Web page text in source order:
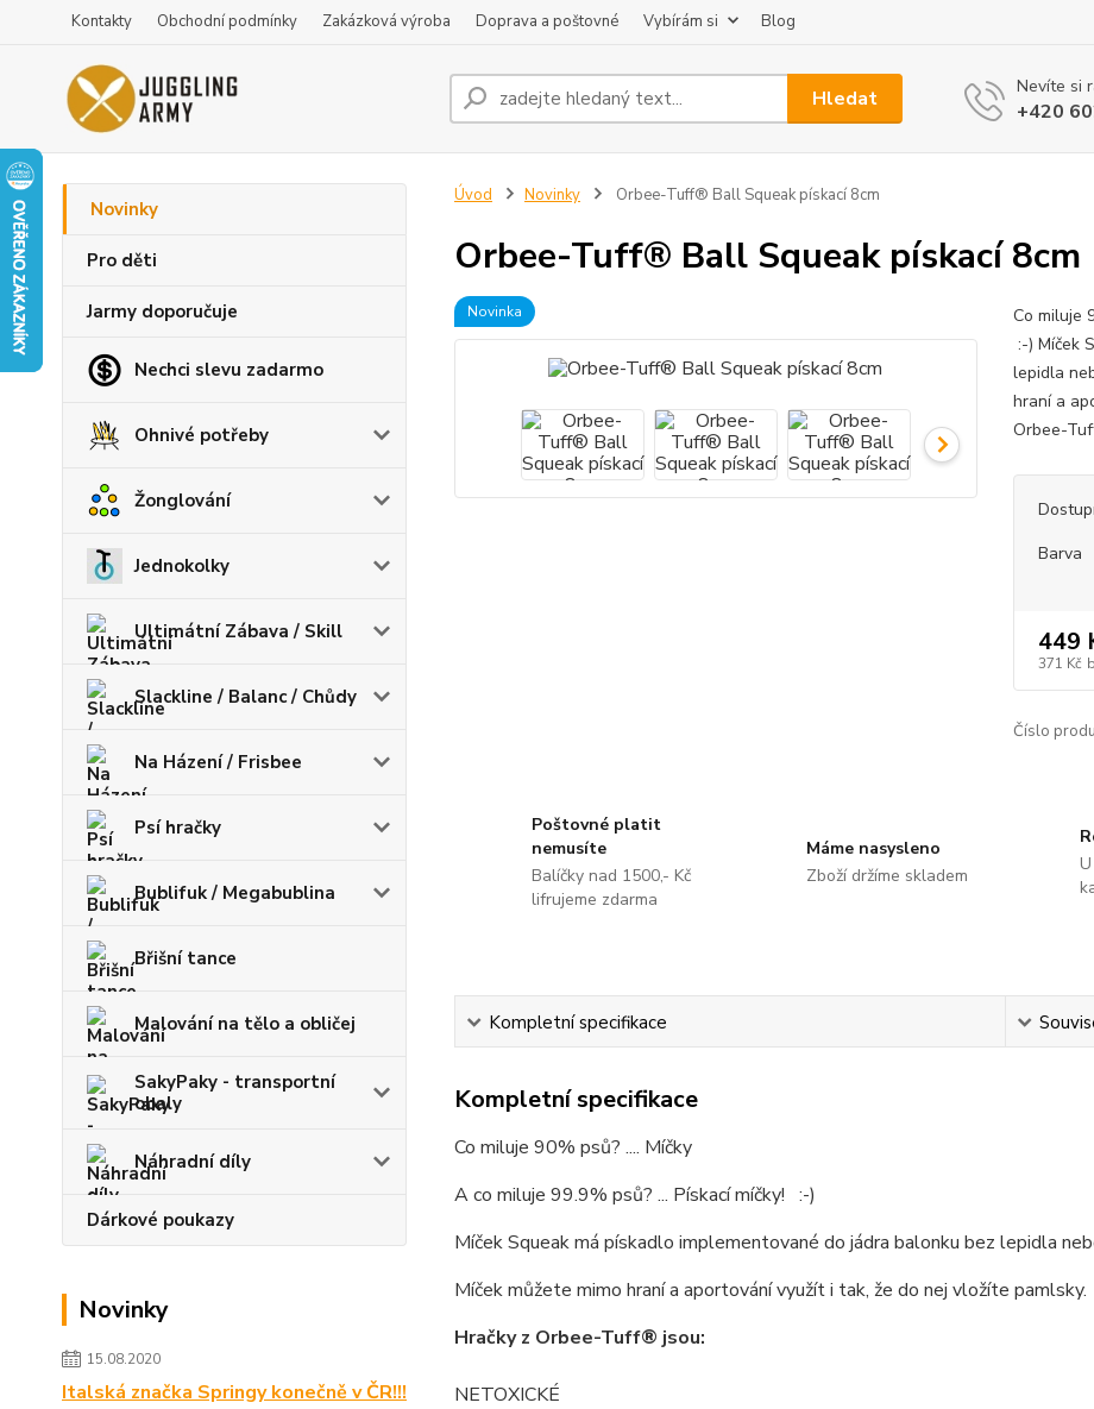
Kontakty Obchodní podmínky Zakázková výroba Doprava a poštovné Vybírám si Blog
Hledat Nevíte si
+420
Novinky
Pro děti
Jarmy doporučuje
Nechci slevu zadarmo
Ohnivé potřeby
Žonglování
Jednokolky
Ultimátní Zábava / Skill
Slackline / Balanc / Chůdy
Na Házení / Frisbee
Psí hračky
Bublifuk / Megabublina
Břišní tance
Malování na tělo a obličej
SakyPaky - transportní
obaly
Náhradní díly
Dárkové poukazy
Novinky
15.08.2020
Italská značka Springy konečně v ČR!!!
Úvod Novinky Orbee-Tuff® Ball Squeak pískací 8cm
Orbee-Tuff® Ball Squeak pískací 8cm
Novinka
Co miluje
:-) Míček
lepidla
hraní a
Orbee-
Barva
449
371 Kč
Číslo
Poštovné platit
nemusíte
Balíčky nad 1500,- Kč
lifrujeme zdarma
Máme nasysleno
Zboží držíme skladem
Kompletní specifikace
Kompletní specifikace
Co miluje 90% psů? .... Míčky
A co miluje 99.9% psů? ... Pískací míčky! :-)
Míček Squeak má pískadlo implementované do jádra balonku bez lepidla
Míček můžete mimo hraní a aportování využít i tak, že do nej vložíte pamlsky.
Hračky z Orbee-Tuff® jsou:
NETOXICKÉ